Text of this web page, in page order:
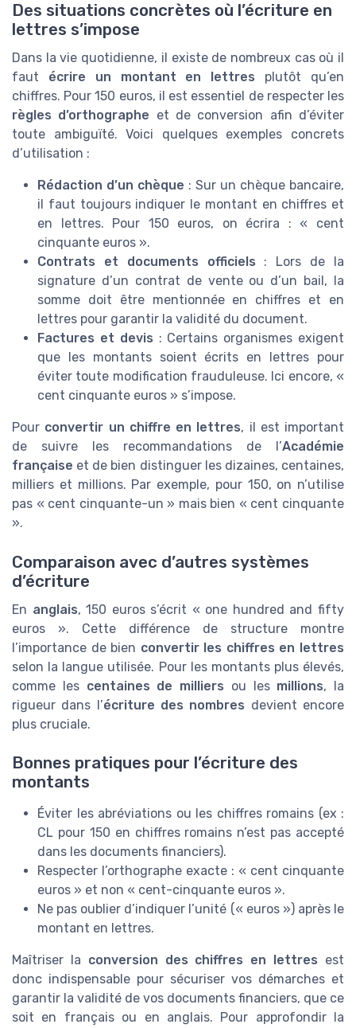
Des situations concrètes où l’écriture en
lettres s’impose
Dans la vie quotidienne, il existe de nombreux cas où il
faut écrire un montant en lettres plutôt qu’en
chiffres. Pour 150 euros, il est essentiel de respecter les
règles d’orthographe et de conversion afin d’éviter
toute ambiguïté. Voici quelques exemples concrets
d’utilisation :
Rédaction d’un chèque : Sur un chèque bancaire,
il faut toujours indiquer le montant en chiffres et
en lettres. Pour 150 euros, on écrira : « cent
cinquante euros ».
Contrats et documents officiels : Lors de la
signature d’un contrat de vente ou d’un bail, la
somme doit être mentionnée en chiffres et en
lettres pour garantir la validité du document.
Factures et devis : Certains organismes exigent
que les montants soient écrits en lettres pour
éviter toute modification frauduleuse. Ici encore, «
cent cinquante euros » s’impose.
Pour convertir un chiffre en lettres, il est important
de suivre les recommandations de l’Académie
française et de bien distinguer les dizaines, centaines,
milliers et millions. Par exemple, pour 150, on n’utilise
pas « cent cinquante-un » mais bien « cent cinquante
».
Comparaison avec d’autres systèmes
d’écriture
En anglais, 150 euros s’écrit « one hundred and fifty
euros ». Cette différence de structure montre
l’importance de bien convertir les chiffres en lettres
selon la langue utilisée. Pour les montants plus élevés,
comme les centaines de milliers ou les millions, la
rigueur dans l’écriture des nombres devient encore
plus cruciale.
Bonnes pratiques pour l’écriture des
montants
Éviter les abréviations ou les chiffres romains (ex :
CL pour 150 en chiffres romains n’est pas accepté
dans les documents financiers).
Respecter l’orthographe exacte : « cent cinquante
euros » et non « cent-cinquante euros ».
Ne pas oublier d’indiquer l’unité (« euros ») après le
montant en lettres.
Maîtriser la conversion des chiffres en lettres est
donc indispensable pour sécuriser vos démarches et
garantir la validité de vos documents financiers, que ce
soit en français ou en anglais. Pour approfondir la